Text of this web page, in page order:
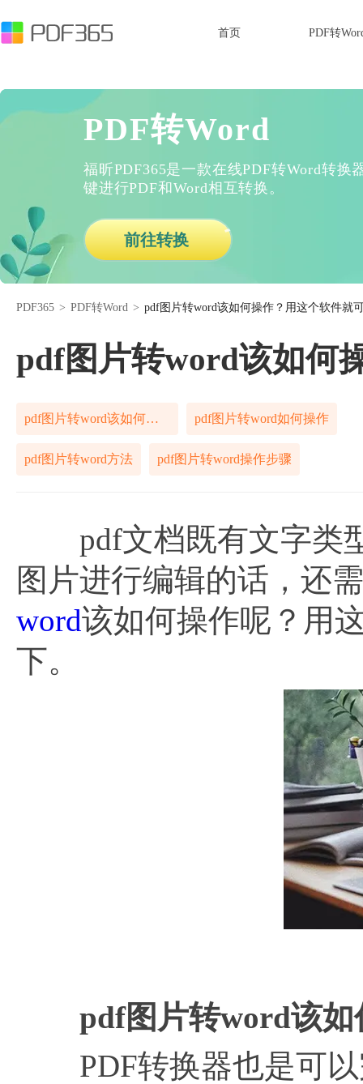
首页 PDF转
PDF转Word
福昕PDF365是一款在线PDF转Word转换
键进行PDF和Word相互转换。
前往转换
PDF365 > PDF转Word > pdf图片转word该如何操作？用这个软件就
pdf图片转word该如何
pdf图片转word该如何操作 pdf图片转word如何操作
pdf图片转word方法 pdf图片转word操作步骤
pdf文档既有文字类型
图片进行编辑的话，还
word该如何操作呢？用
下。
pdf图片转word该
PDF转换器也是可以